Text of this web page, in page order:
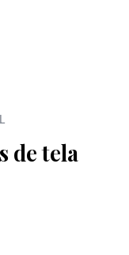
de tela